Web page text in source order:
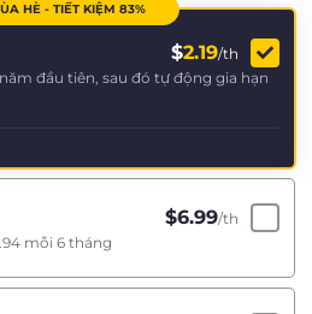
HÈ - TIẾT KIỆM 83%
$2.19/th
đầu tiên, sau đó tự động gia hạn
$6.99/th
mỗi 6 tháng